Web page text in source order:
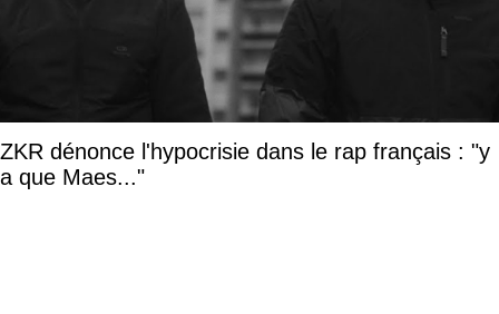
ZKR dénonce l'hypocrisie dans le rap français : "y
a que Maes..."